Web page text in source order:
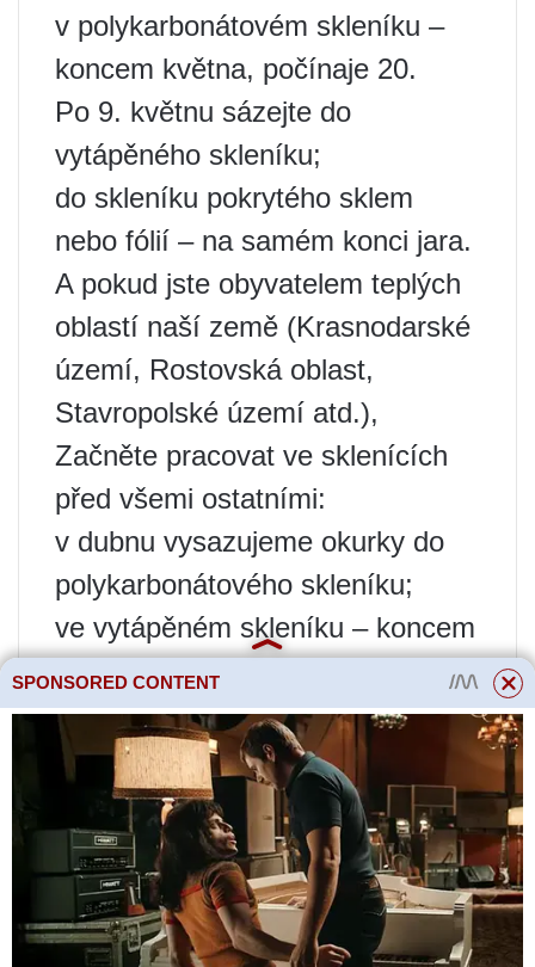
v polykarbonátovém skleníku –
koncem května, počínaje 20.
Po 9. květnu sázejte do
vytápěného skleníku;
do skleníku pokrytého sklem
nebo fólií – na samém konci jara.
A pokud jste obyvatelem teplých
oblastí naší země (Krasnodarské
území, Rostovská oblast,
Stavropolské území atd.),
Začněte pracovat ve sklenících
před všemi ostatními:
v dubnu vysazujeme okurky do
polykarbonátového skleníku;
ve vytápěném skleníku – koncem
března;
polovina a konec dubna – ve
skleněném a filmovém skleníku.
Ale! Pamatujte, že počasí je
velmi nevyzpytatelné, jeden rok
může jaro a teplo přijít brzy, ale
další rok může být na konci
SPONSORED CONTENT